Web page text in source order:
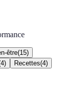
être(15)
4) Recettes(4)